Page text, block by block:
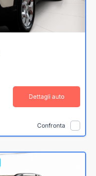
Dettagli auto
Confronta